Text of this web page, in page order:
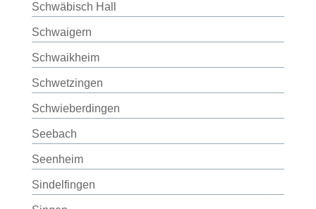
Schwäbisch Hall
Schwaigern
Schwaikheim
Schwetzingen
Schwieberdingen
Seebach
Seenheim
Sindelfingen